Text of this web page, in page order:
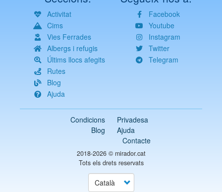
Activitat
Cims
Vies Ferrades
Albergs i refugis
Últims llocs afegits
Rutes
Blog
Ajuda
Facebook
Youtube
Instagram
Twitter
Telegram
Condicions
Privadesa
Blog
Ajuda
Contacte
2018-2026 © mirador.cat
Tots els drets reservats
Select
your